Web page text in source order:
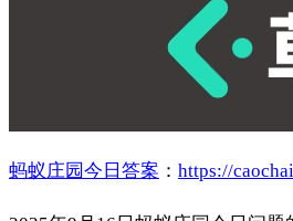
蚂蚁庄园今日答案 ： https://